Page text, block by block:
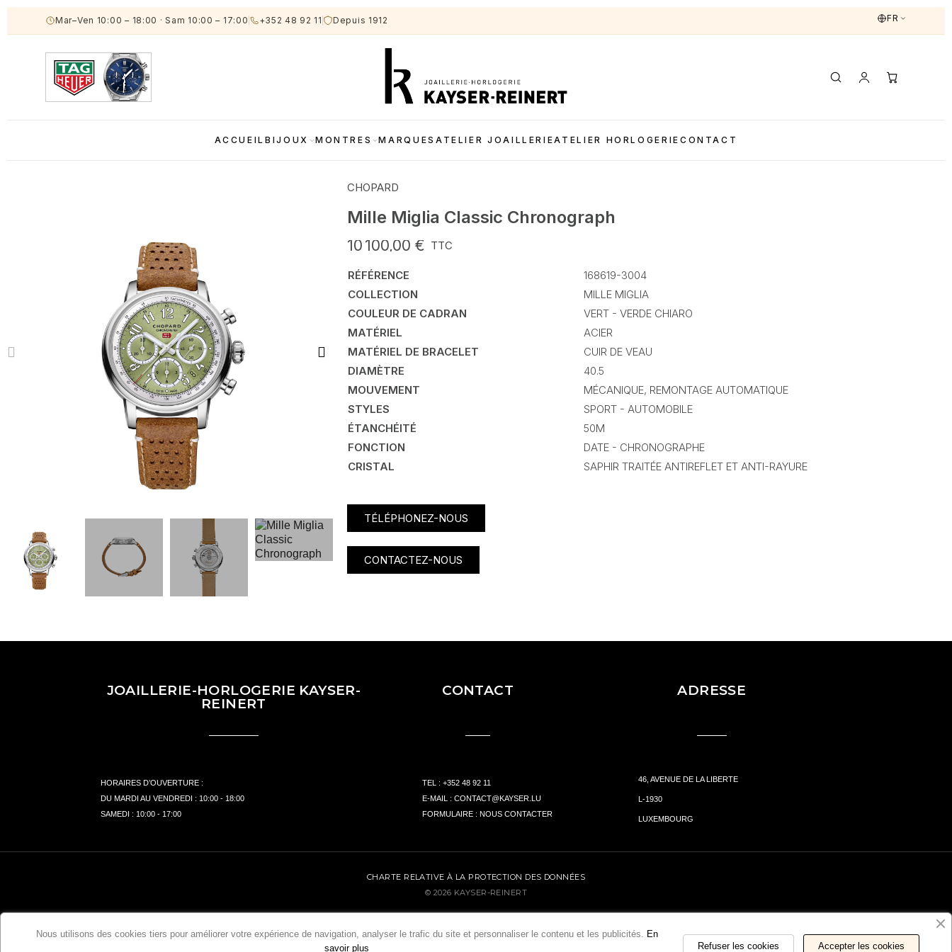
Mar–Ven 10:00 – 18:00 · Sam 10:00 – 17:00 +352 48 92 11 Depuis 1912 FR
ACCUEILBIJOUX MONTRES MARQUES ATELIER JOAILLERIEATELIER HORLOGERIE CONTACT
CHOPARD
Mille Miglia Classic Chronograph
10 100,00 € TTC
RÉFÉRENCE
168619-3004
COLLECTION
MILLE MIGLIA
COULEUR DE CADRAN
VERT - VERDE CHIARO
MATÉRIEL
ACIER
MATÉRIEL DE BRACELET
CUIR DE VEAU
DIAMÈTRE
40.5
MOUVEMENT
MÉCANIQUE, REMONTAGE AUTOMATIQUE
STYLES
SPORT - AUTOMOBILE
ÉTANCHÉITÉ
50M
FONCTION
DATE - CHRONOGRAPHE
CRISTAL
SAPHIR TRAITÉE ANTIREFLET ET ANTI-RAYURE
TÉLÉPHONEZ-NOUS
CONTACTEZ-NOUS
JOAILLERIE-HORLOGERIE KAYSER-
REINERT
HORAIRES D’OUVERTURE :
DU MARDI AU VENDREDI : 10:00 - 18:00
SAMEDI : 10:00 - 17:00
CONTACT
TEL :+352 48 92 11
E-MAIL :CONTACT@KAYSER.LU
FORMULAIRE : NOUS CONTACTER
ADRESSE
46, AVENUE DE LA LIBERTE
L-1930
LUXEMBOURG
CHARTE RELATIVE À LA PROTECTION DES DONNÉES
© 2026 KAYSER-REINERT
Nous utilisons des cookies tiers pour améliorer votre expérience de navigation, analyser le trafic du site et personnaliser le contenu et les publicités. En
savoir plus
Accepter les cookies
Refuser les cookies